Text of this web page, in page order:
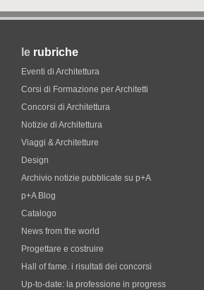
le rubriche
Eventi di Architettura
Corsi di Formazione per Architetti
Concorsi di Architettura
Notizie di Architettura
Viaggi & Architetture
Design
Archivio notizie pubblicate su p+A
p+A Blog
Catalogo
News from the world
Progettare e costruire
Hall of fame. i risultati dei concorsi
Up-to-date: la professione in progress